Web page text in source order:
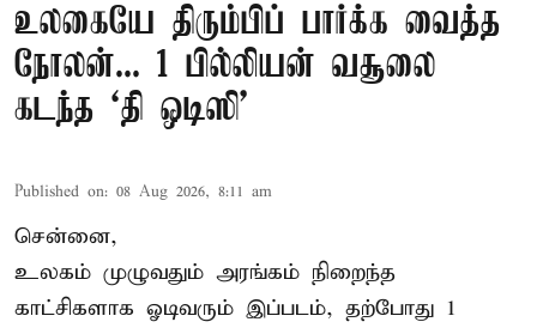
உலகையே திரும்பிப் பார்க்க வைத்த
நோலன்... 1 பில்லியன் வசூலை
கடந்த ‘தி ஒடிஸி’
Published on: 08 Aug 2026, 8:11 am
சென்னை,
உலகம் முழுவதும் அரங்கம் நிறைந்த
காட்சிகளாக ஓடிவரும் இப்படம், தற்போது 1